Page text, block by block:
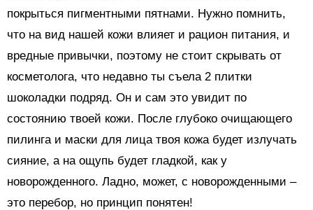
покрыться пигментными пятнами. Нужно помнить,
что на вид нашей кожи влияет и рацион питания, и
вредные привычки, поэтому не стоит скрывать от
косметолога, что недавно ты съела 2 плитки
шоколадки подряд. Он и сам это увидит по
состоянию твоей кожи. После глубоко очищающего
пилинга и маски для лица твоя кожа будет излучать
сияние, а на ощупь будет гладкой, как у
новорожденного. Ладно, может, с новорожденными –
это перебор, но принцип понятен!